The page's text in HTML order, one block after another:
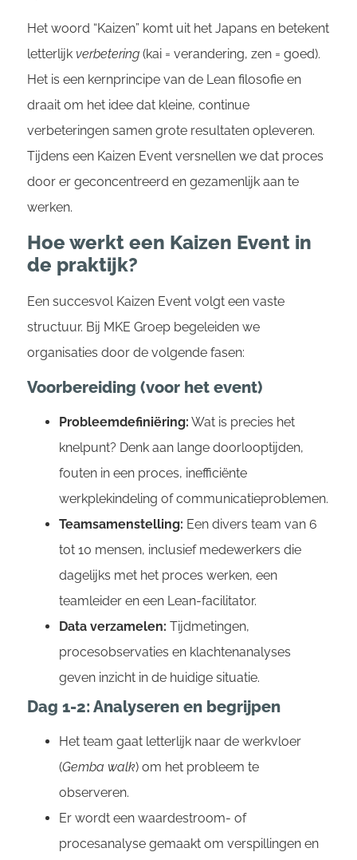
Het woord “Kaizen” komt uit het Japans en betekent
letterlijk verbetering(kai = verandering, zen = goed).
Het is een kernprincipe van de Lean filosofie en
draait om het idee dat kleine, continue
verbeteringen samen grote resultaten opleveren.
Tijdens een Kaizen Event versnellen we dat proces
door er geconcentreerd en gezamenlijk aan te
werken.
Hoe werkt een Kaizen Event in
de praktijk?
Een succesvol Kaizen Event volgt een vaste
structuur. Bij MKE Groep begeleiden we
organisaties door de volgende fasen:
Voorbereiding (voor het event)
Probleemdefiniëring: Wat is precies het
knelpunt? Denk aan lange doorlooptijden,
fouten in een proces, inefficiënte
werkplekindeling of communicatieproblemen.
Teamsamenstelling: Een divers team van 6
tot 10 mensen, inclusief medewerkers die
dagelijks met het proces werken, een
teamleider en een Lean-facilitator.
Data verzamelen: Tijdmetingen,
procesobservaties en klachtenanalyses
geven inzicht in de huidige situatie.
Dag 1-2: Analyseren en begrijpen
Het team gaat letterlijk naar de werkvloer
(Gemba walk) om het probleem te
observeren.
Er wordt een waardestroom- of
procesanalyse gemaakt om verspillingen en